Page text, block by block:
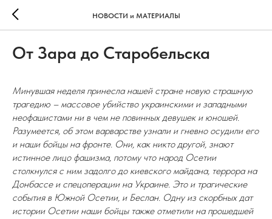
НОВОСТИ и МАТЕРИАЛЫ
От Зара до Старобельска
Минувшая неделя принесла нашей стране новую страшную
трагедию – массовое убийство украинскими и западными
неофашистами ни в чем не повинных девушек и юношей.
Разумеется, об этом варварстве узнали и гневно осудили его
и наши бойцы на фронте. Они, как никто другой, знают
истинное лицо фашизма, потому что народ Осетии
столкнулся с ним задолго до киевского майдана, террора на
Донбассе и спецоперации на Украине. Это и трагические
события в Южной Осетии, и Беслан. Одну из скорбных дат
истории Осетии наши бойцы также отметили на прошедшей